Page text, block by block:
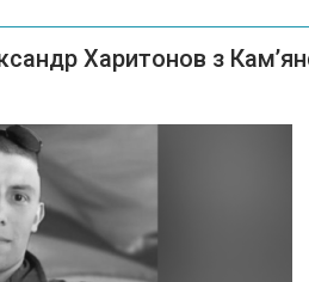
Харитонов з